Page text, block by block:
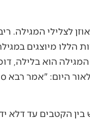
לצלילי
הללו מיוצגים
הוא בלילה,
היום: "אמר
בין הקטבים עד דלא